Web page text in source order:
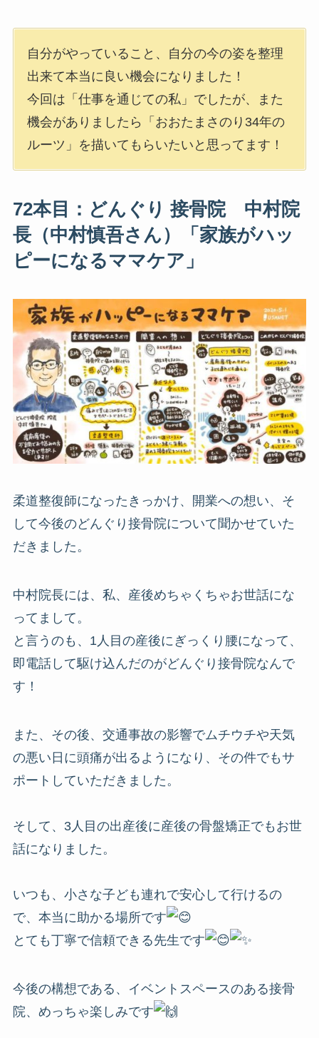
自分がやっていること、自分の今の姿を整理
出来て本当に良い機会になりました！
今回は「仕事を通じての私」でしたが、また
機会がありましたら「おおたまさのり34年の
ルーツ」を描いてもらいたいと思ってます！
72本目：どんぐり 接骨院 中村院
長（中村慎吾さん）「家族がハッ
ピーになるママケア」
柔道整復師になったきっかけ、開業への想い、そ
して今後のどんぐり接骨院について聞かせていた
だきました。
中村院長には、私、産後めちゃくちゃお世話にな
ってまして。
と言うのも、1人目の産後にぎっくり腰になって、
即電話して駆け込んだのがどんぐり接骨院なんで
す！
また、その後、交通事故の影響でムチウチや天気
の悪い日に頭痛が出るようになり、その件でもサ
ポートしていただきました。
そして、3人目の出産後に産後の骨盤矯正でもお世
話になりました。
いつも、小さな子ども連れで安心して行けるの
で、本当に助かる場所です
とても丁寧で信頼できる先生です
今後の構想である、イベントスペースのある接骨
院、めっちゃ楽しみです